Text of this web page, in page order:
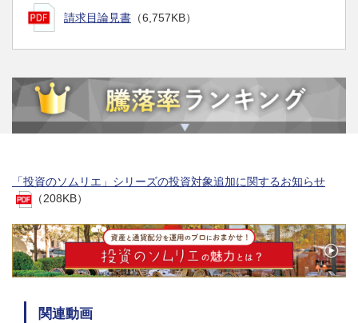
請求目論見書 （6,757KB）
「投資のソムリエ」シリーズの投資対象追加に関するお知らせ
（208KB）
関連動画